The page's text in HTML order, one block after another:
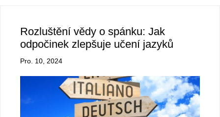
Rozluštění vědy o spánku: Jak
odpočinek zlepšuje učení jazyků
Pro. 10, 2024